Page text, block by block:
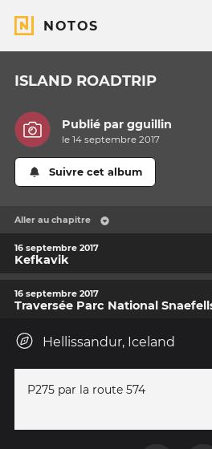
NOTOS
ISLAND ROADTRIP
Publié pargguillin
le 14 septembre 2017
Suivre cet album
Aller au chapitre
16 septembre 2017
Kefkavik
16 septembre 2017
Traversée Parc National
Hellissandur, Iceland
P275 par la route 574